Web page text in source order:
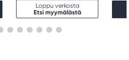
Loppu verkosta
Etsi myymälästä